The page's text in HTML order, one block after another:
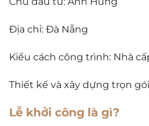
Địa chỉ: Đà Nẵng
Kiểu cách công trình: Nhà
Thiết kế và xây dựng trọn
Lễ khởi công là gì?